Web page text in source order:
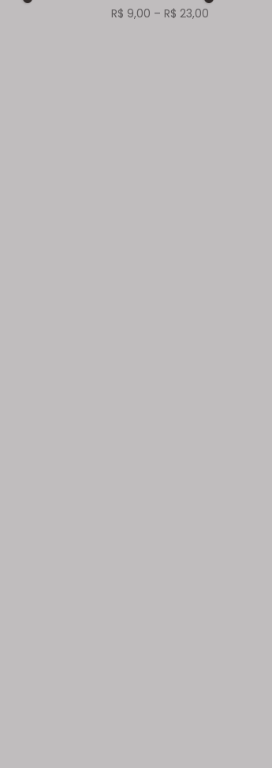
R$ 9,00 – R$ 23,00